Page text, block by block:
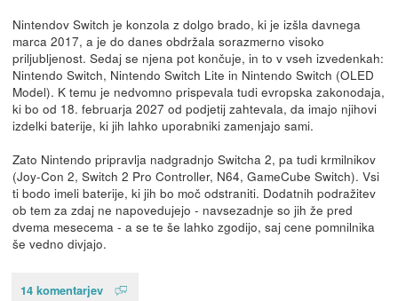
Nintendov Switch je konzola z dolgo brado, ki je izšla davnega
marca 2017, a je do danes obdržala sorazmerno visoko
priljubljenost. Sedaj se njena pot končuje, in to v vseh izvedenkah:
Nintendo Switch, Nintendo Switch Lite in Nintendo Switch (OLED
Model). K temu je nedvomno prispevala tudi evropska zakonodaja,
ki bo od 18. februarja 2027 od podjetij zahtevala, da imajo njihovi
izdelki baterije, ki jih lahko uporabniki zamenjajo sami.
Zato Nintendo pripravlja nadgradnjo Switcha 2, pa tudi krmilnikov
(Joy-Con 2, Switch 2 Pro Controller, N64, GameCube Switch). Vsi
ti bodo imeli baterije, ki jih bo moč odstraniti. Dodatnih podražitev
ob tem za zdaj ne napovedujejo - navsezadnje so jih že pred
dvema mesecema - a se te še lahko zgodijo, saj cene pomnilnika
še vedno divjajo.
14 komentarjev